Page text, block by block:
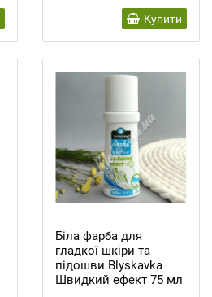
Купити
Біла фарба для
гладкої шкіри та
підошви Blyskavka
Швидкий ефект 75 мл